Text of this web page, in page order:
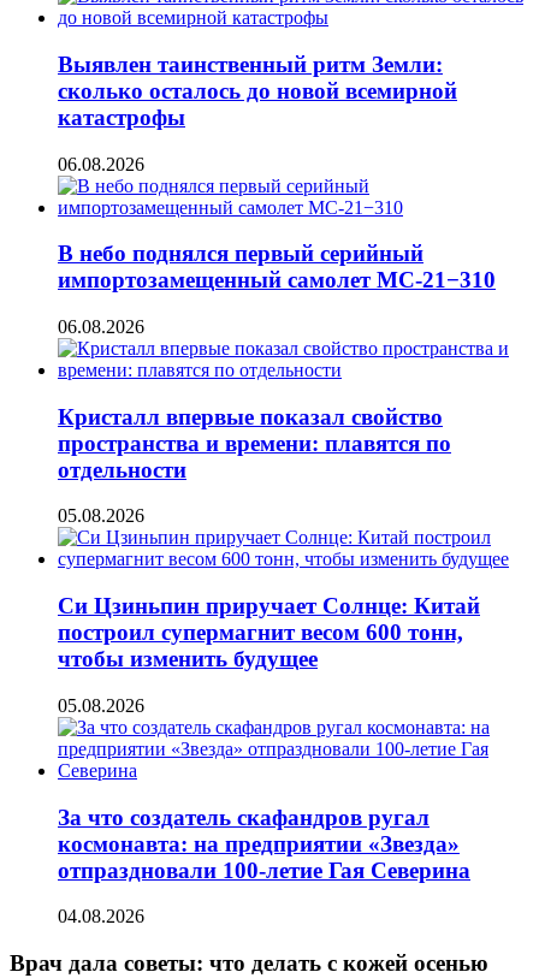
Выявлен таинственный ритм Земли:
сколько осталось до новой всемирной
катастрофы
06.08.2026
В небо поднялся первый серийный
импортозамещенный самолет МС-21−310
06.08.2026
Кристалл впервые показал свойство
пространства и времени: плавятся по
отдельности
05.08.2026
Си Цзиньпин приручает Солнце: Китай
построил супермагнит весом 600 тонн,
чтобы изменить будущее
05.08.2026
За что создатель скафандров ругал
космонавта: на предприятии «Звезда»
отпраздновали 100-летие Гая Северина
04.08.2026
Врач дала советы: что делать с кожей осенью